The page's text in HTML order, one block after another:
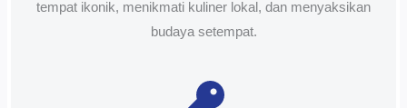
tempat ikonik, menikmati kuliner lokal, dan menyaksikan
budaya setempat.